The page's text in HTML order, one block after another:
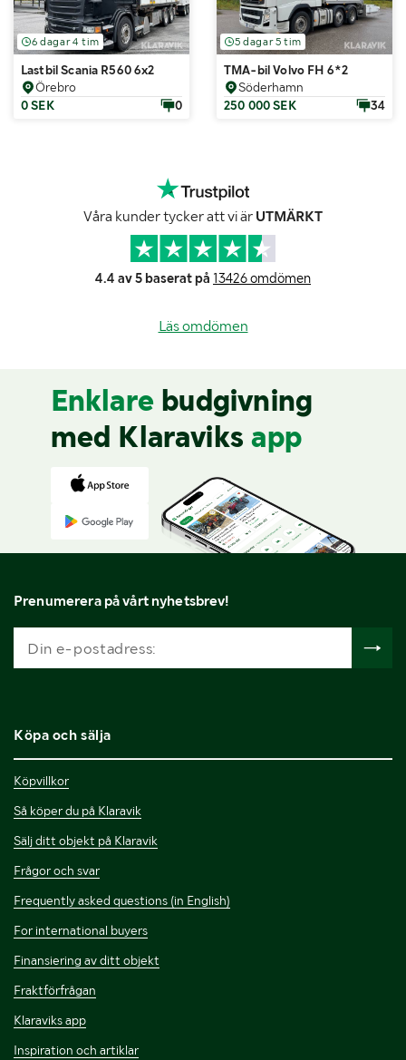
6 dagar 4 tim
Lastbil Scania R560 6x2
Örebro
0 SEK
0
5 dagar 5 tim
TMA-bil Volvo FH 6*2
Söderhamn
250 000 SEK
34
Våra kunder tycker att vi är UTMÄRKT
4.4 av 5 baserat på 13426 omdömen
Läs omdömen
Enklare budgivning
med Klaraviks app
Prenumerera på vårt nyhetsbrev!
Köpa och sälja
Köpvillkor
Så köper du på Klaravik
Sälj ditt objekt på Klaravik
Frågor och svar
Frequently asked questions (in English)
For international buyers
Finansiering av ditt objekt
Fraktförfrågan
Klaraviks app
Inspiration och artiklar